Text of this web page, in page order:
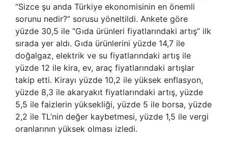
“Sizce şu anda Türkiye ekonomisinin en önemli
sorunu nedir?” sorusu yöneltildi. Ankete göre
yüzde 30,5 ile “Gıda ürünleri fiyatlarındaki artış” ilk
sırada yer aldı. Gıda ürünlerini yüzde 14,7 ile
doğalgaz, elektrik ve su fiyatlarındaki artış ile
yüzde 12 ile kira, ev, araç fiyatlarındaki artışlar
takip etti. Kirayı yüzde 10,2 ile yüksek enflasyon,
yüzde 8,3 ile akaryakıt fiyatlarındaki artış, yüzde
5,5 ile faizlerin yüksekliği, yüzde 5 ile borsa, yüzde
2,2 ile TL’nin değer kaybetmesi, yüzde 1,5 ile vergi
oranlarının yüksek olması izledi.